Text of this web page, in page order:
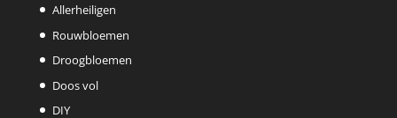
Allerheiligen
Rouwbloemen
Droogbloemen
Doos vol
DIY